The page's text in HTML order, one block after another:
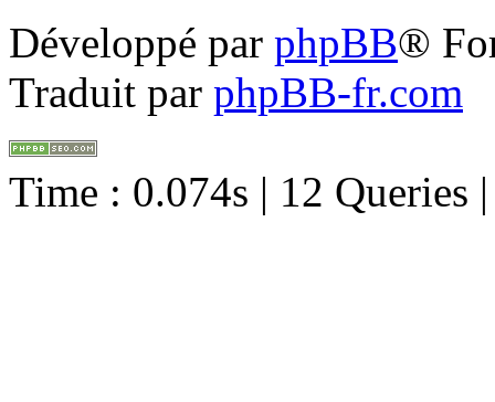
Développé par phpBB®
Traduit par phpBB-fr.com
Time : 0.074s | 12 Queries